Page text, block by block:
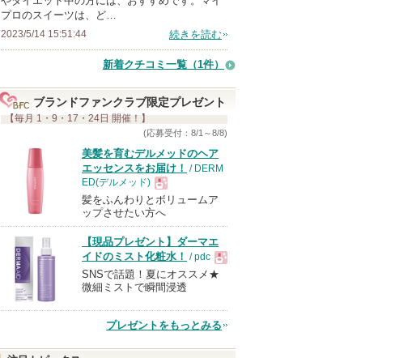
バ
ー
に
気
に
り
登
録
さ
れ
て
ま
プロのスイーツは、ど…
2023/5/14 15:51:44 続きを読む
新着クチコミ一覧 （1件）
ブランドファンクラブ限定プレゼント
【毎月 1・9・17・24日 開催！】
(応募受付：8/1～8/8)
美髪を育むデルメッドのヘア
エッセンスをお届け！ / DERM
ED(デルメッド)
現
品
髪をふんわりとボリュームア
ップさせたい方へ
【現品プレゼント】ダーマエ
イドのミスト化粧水！ / pdc
現
品
SNSで話題！夏にオススメ★
微細ミストで瞬間浸透
プレゼントをもっとみる